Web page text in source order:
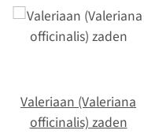
Valeriaan (Valeriana
officinalis) zaden